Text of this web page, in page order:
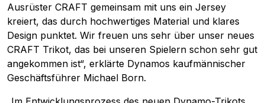
Ausrüster CRAFT gemeinsam mit uns ein Jersey
kreiert, das durch hochwertiges Material und klares
Design punktet. Wir freuen uns sehr über unser neues
CRAFT Trikot, das bei unseren Spielern schon sehr gut
angekommen ist“, erklärte Dynamos kaufmännischer
Geschäftsführer Michael Born.